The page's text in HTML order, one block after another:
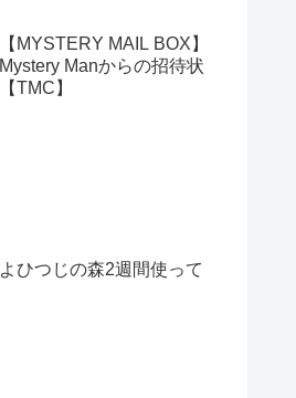
【MYSTERY MAIL BOX】
Mystery Manからの招待状
【TMC】
よひつじの森2週間使って